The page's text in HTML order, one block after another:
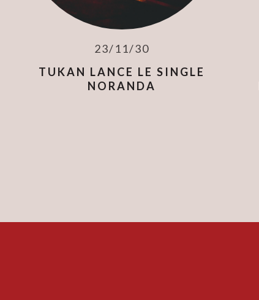
23/11/30
TUKAN LANCE LE SINGLE
NORANDA